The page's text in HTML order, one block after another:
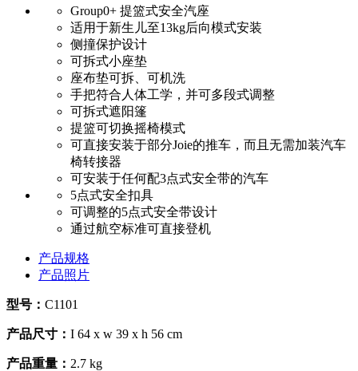
Group0+ 提篮式安全汽座
适用于新生儿至13kg后向模式安装
侧撞保护设计
可拆式小座垫
座布垫可拆、可机洗
手把符合人体工学，并可多段式调整
可拆式遮阳篷
提篮可切换摇椅模式
可直接安装于部分Joie的推车，而且无需加装汽车
椅转接器
可安装于任何配3点式安全带的汽车
5点式安全扣具
可调整的5点式安全带设计
通过航空标准可直接登机
产品规格
产品照片
型号： C1101
产品尺寸： I 64 x w 39 x h 56 cm
产品重量： 2.7 kg